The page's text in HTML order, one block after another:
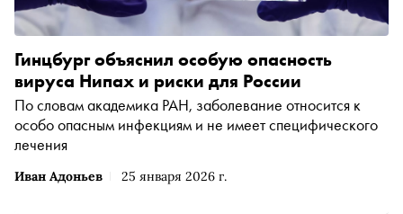
Иван Адоньев 25 января 2026 г.
Гинцбург объяснил особую опасность
вируса Нипах и риски для России
По словам академика РАН, заболевание относится к
особо опасным инфекциям и не имеет специфического
лечения